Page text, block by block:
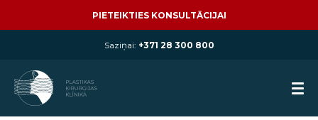
PIETEIKTIES KONSULTĀCIJAI
Saziņai: +371 28 300 800